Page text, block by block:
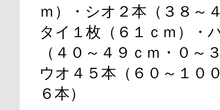
ｍ）・シオ２本（３８～
タイ１枚（６１ｃｍ）・
（４０～４９ｃｍ・０～
ウオ４５本（６０～１０
６本）